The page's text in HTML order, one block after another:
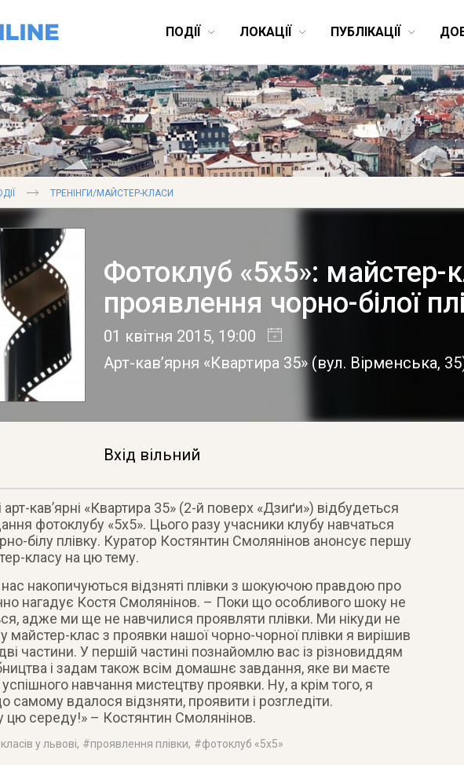
ПОДІЇ ЛОКАЦІЇ ПУБЛІКАЦІЇ
ТРЕНІНГИ/МАЙСТЕР-КЛАСИ
Фотоклуб «5х5»: майстер-
проявлення чорно-білої
01 квітня 2015, 19:00
Арт-кав’ярня «Квартира 35» (вул. Вірменська, 35
Вхід вільний
кав’ярні «Квартира 35» (2-й поверх «Дзиґи») відбудеться
фотоклубу «5х5». Цього разу учасники клубу навчаться
білу плівку. Куратор Костянтин Смолянінов анонсує першу
класу на цю тему.
накопичуються відзняті плівки з шокуючою правдою про
нагадує Костя Смолянінов. – Поки що особливого шоку не
адже ми ще не навчилися проявляти плівки. Ми нікуди не
майстер-клас з проявки нашої чорно-чорної плівки я вирішив
частини. У першій частині познайомлю вас із різновиддям
і задам також всім домашнє завдання, яке ви маєте
навчання мистецтву проявки. Ну, а крім того, я
самому вдалося відзняти, проявити і розгледіти.
цю середу!» – Костянтин Смолянінов.
у львові, #проявлення плівки, #фотоклуб «5х5»